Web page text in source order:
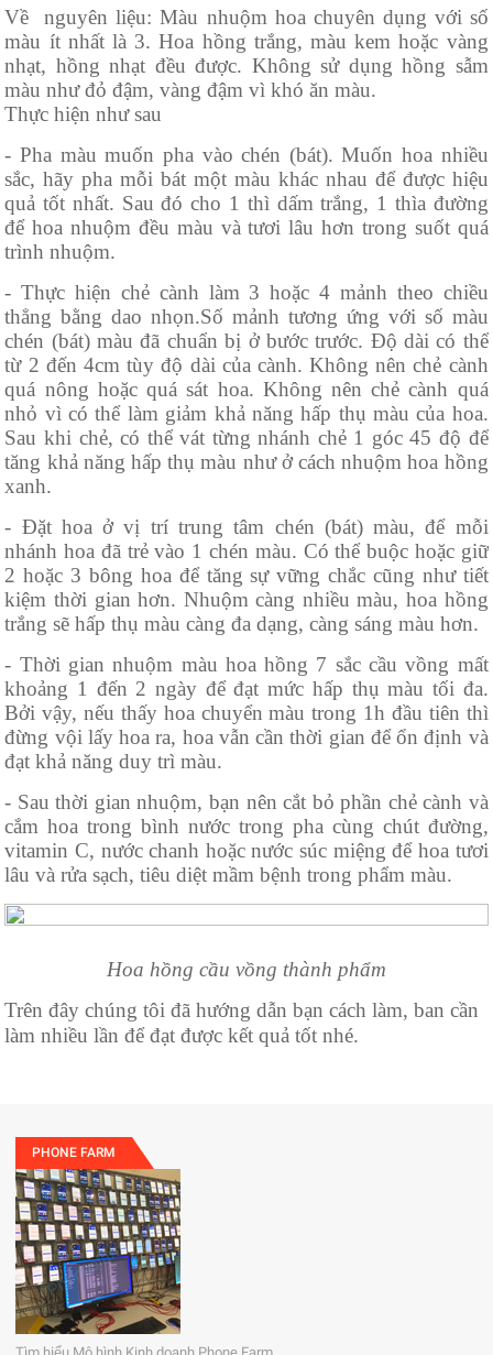
Về nguyên liệu: Màu nhuộm hoa chuyên dụng với số
màu ít nhất là 3. Hoa hồng trắng, màu kem hoặc vàng
nhạt, hồng nhạt đều được. Không sử dụng hồng sẫm
màu như đỏ đậm, vàng đậm vì khó ăn màu.
Thực hiện như sau
- Pha màu muốn pha vào chén (bát). Muốn hoa nhiều
sắc, hãy pha mỗi bát một màu khác nhau để được hiệu
quả tốt nhất. Sau đó cho 1 thì dấm trắng, 1 thìa đường
để hoa nhuộm đều màu và tươi lâu hơn trong suốt quá
trình nhuộm.
- Thực hiện chẻ cành làm 3 hoặc 4 mảnh theo chiều
thẳng bằng dao nhọn.Số mảnh tương ứng với số màu
chén (bát) màu đã chuẩn bị ở bước trước. Độ dài có thể
từ 2 đến 4cm tùy độ dài của cành. Không nên chẻ cành
quá nông hoặc quá sát hoa. Không nên chẻ cành quá
nhỏ vì có thể làm giảm khả năng hấp thụ màu của hoa.
Sau khi chẻ, có thể vát từng nhánh chẻ 1 góc 45 độ để
tăng khả năng hấp thụ màu như ở cách nhuộm hoa hồng
xanh.
- Đặt hoa ở vị trí trung tâm chén (bát) màu, để mỗi
nhánh hoa đã trẻ vào 1 chén màu. Có thể buộc hoặc giữ
2 hoặc 3 bông hoa để tăng sự vững chắc cũng như tiết
kiệm thời gian hơn. Nhuộm càng nhiều màu, hoa hồng
trắng sẽ hấp thụ màu càng đa dạng, càng sáng màu hơn.
- Thời gian nhuộm màu hoa hồng 7 sắc cầu vồng mất
khoảng 1 đến 2 ngày để đạt mức hấp thụ màu tối đa.
Bởi vậy, nếu thấy hoa chuyển màu trong 1h đầu tiên thì
đừng vội lấy hoa ra, hoa vẫn cần thời gian để ổn định và
đạt khả năng duy trì màu.
- Sau thời gian nhuộm, bạn nên cắt bỏ phần chẻ cành và
cắm hoa trong bình nước trong pha cùng chút đường,
vitamin C, nước chanh hoặc nước súc miệng để hoa tươi
lâu và rửa sạch, tiêu diệt mầm bệnh trong phẩm màu.
Hoa hồng cầu vồng thành phẩm
Trên đây chúng tôi đã hướng dẫn bạn cách làm, ban cần
làm nhiều lần để đạt được kết quả tốt nhé.
PHONE FARM